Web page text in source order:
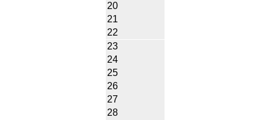
20
21
22
23
24
25
26
27
28